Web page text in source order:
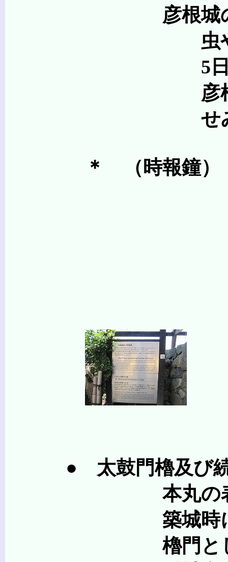
彦根城の時報
虫や渓流、鐘や祭
5日「日本の音風
彦根城内から3時
せみしぐれ、玄宮
＊ （時報鐘）
● 太鼓門櫓及び続櫓
本丸の表口を
築城時に他の城
櫓門としては珍し